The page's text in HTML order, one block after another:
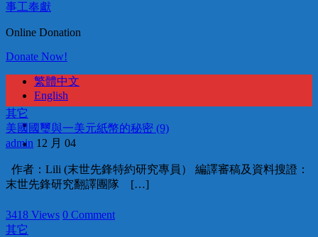
事工奉獻
Online Donation
Donate Now!
繁體中文
English
其它
美國國璽與一美元紙幣的秘密 (9)
admin 12 月 04
作者：Lili (末世先鋒特約研究專員） 編譯審稿及資料搜證：
末世先鋒研究翻譯團隊 […]
3418 Views 0 Comment
其它